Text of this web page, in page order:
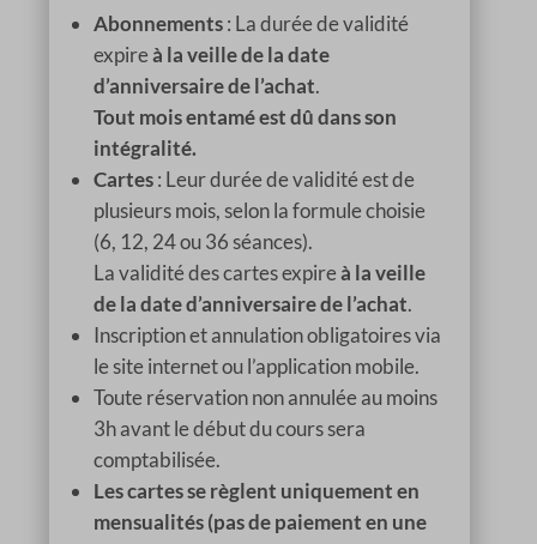
Abonnements: La durée de validité
expireà la veille de la date
d’anniversaire de l’achat.
Tout mois entamé est dû dans son
intégralité.
Cartes: Leur durée de validité est de
plusieurs mois, selon la formule choisie
(6, 12, 24 ou 36 séances).
La validité des cartes expireà la veille
de la date d’anniversaire de l’achat.
Inscription et annulation obligatoires via
le site internet ou l’application mobile.
Toute réservation non annulée au moins
3h avant le début du cours sera
comptabilisée.
Les cartes se règlent uniquement en
mensualités (pas de paiement en une